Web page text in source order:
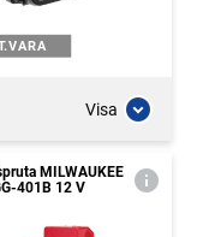
Visa
MILWAUKEE
401B 12 V